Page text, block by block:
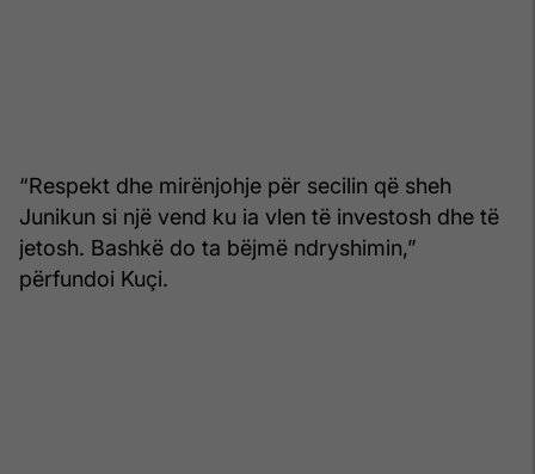
“Respekt dhe mirënjohje për secilin që sheh
Junikun si një vend ku ia vlen të investosh dhe të
jetosh. Bashkë do ta bëjmë ndryshimin,”
përfundoi Kuçi.